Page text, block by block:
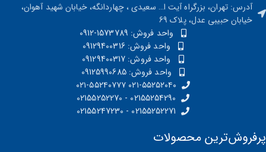
آدرس: تهران، بزرگراه آیت ا… سعیدی ، چهاردانگه، خیابان شهید آهوان،
خیابان حبیبی عدل، پلاک 69
واحد فروش: 1573789-0912
واحد فروش: 09129400316
واحد فروش: 09129400317
واحد فروش: 09125990685
۰۲۱-۵۵۲۵۲۰۴۰ ۰۲۱-۵۵۲۴۰۷۷۷
02155254290 - 02155252270
02155252271 - 02155247230
پرفروش‌ترین محصولات